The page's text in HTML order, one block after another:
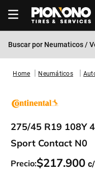
Buscar por Neumaticos /
Neumáticos
275/45 R19 108Y
Sport Contact N0
Precio:$217.900